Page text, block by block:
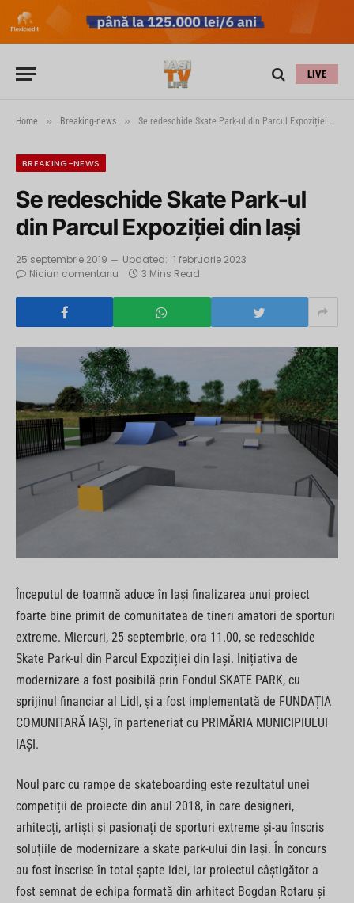
LIVE
Home » Breaking-news » Se redeschide Skate Park-ul din Parcul Expoziției din Iași
BREAKING-NEWS
Se redeschide Skate Park-ul
din Parcul Expoziției din Iași
25 septembrie 2019 Updated: 1 februarie 2023
Niciun comentariu
3 Mins Read
Începutul de toamnă aduce în Iaşi finalizarea unui proiect
foarte bine primit de comunitatea de tineri amatori de sporturi
extreme. Miercuri, 25 septembrie, ora 11.00, se redeschide
Skate Park-ul din Parcul Expoziției din Iași. Inițiativa de
modernizare a fost posibilă prin Fondul SKATE PARK, cu
sprijinul financiar al Lidl, și a fost implementată de FUNDAȚIA
COMUNITARĂ IAȘI, în parteneriat cu PRIMĂRIA MUNICIPIULUI
IAȘI.
Noul parc cu rampe de skateboarding este rezultatul unei
competiții de proiecte din anul 2018, în care designeri,
arhitecți, artiști și pasionați de sporturi extreme și-au înscris
soluțiile de modernizare a skate park-ului din Iași. În concurs
au fost înscrise în total șapte idei, iar proiectul câștigător a
fost semnat de echipa formată din arhitect Bogdan Rotaru și